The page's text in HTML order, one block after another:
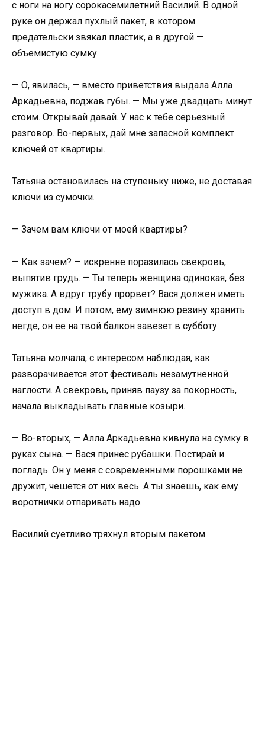
с ноги на ногу сорокасемилетний Василий. В одной
руке он держал пухлый пакет, в котором
предательски звякал пластик, а в другой —
объемистую сумку.
— О, явилась, — вместо приветствия выдала Алла
Аркадьевна, поджав губы. — Мы уже двадцать минут
стоим. Открывай давай. У нас к тебе серьезный
разговор. Во-первых, дай мне запасной комплект
ключей от квартиры.
Татьяна остановилась на ступеньку ниже, не доставая
ключи из сумочки.
— Зачем вам ключи от моей квартиры?
— Как зачем? — искренне поразилась свекровь,
выпятив грудь. — Ты теперь женщина одинокая, без
мужика. А вдруг трубу прорвет? Вася должен иметь
доступ в дом. И потом, ему зимнюю резину хранить
негде, он ее на твой балкон завезет в субботу.
Татьяна молчала, с интересом наблюдая, как
разворачивается этот фестиваль незамутненной
наглости. А свекровь, приняв паузу за покорность,
начала выкладывать главные козыри.
— Во-вторых, — Алла Аркадьевна кивнула на сумку в
руках сына. — Вася принес рубашки. Постирай и
погладь. Он у меня с современными порошками не
дружит, чешется от них весь. А ты знаешь, как ему
воротнички отпаривать надо.
Василий суетливо тряхнул вторым пакетом.